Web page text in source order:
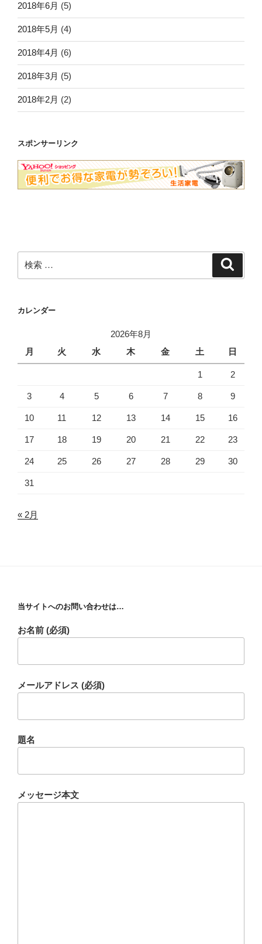
2018年6月 (5)
2018年5月 (4)
2018年4月 (6)
2018年3月 (5)
2018年2月 (2)
スポンサーリンク
索:
カレンダー
2026年8月
月
火 水 木 金 土 日
1 2
3 4 5 6 7 8 9
10 11 12 13 14 15 16
17 18 19 20 21 22 23
24 25 26 27 28 29 30
31
« 2月
当サイトへのお問い合わせは…
お名前 (必須)
メールアドレス (必須)
題名
メッセージ本文